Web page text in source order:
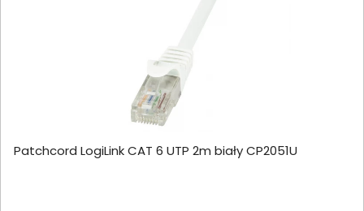
Patchcord LogiLink CAT 6 UTP 2m biały CP2051U